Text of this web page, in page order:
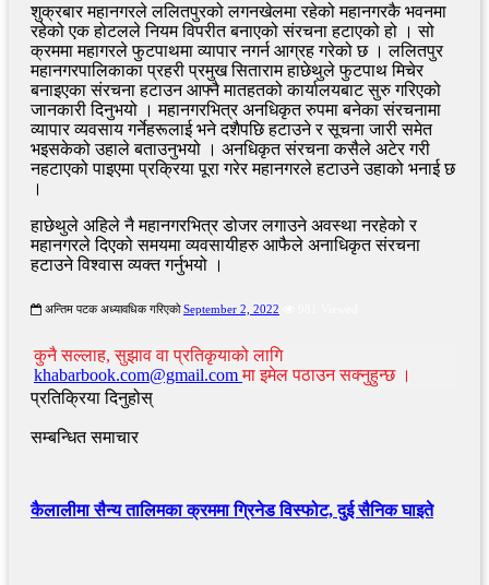
शुक्रबार महानगरले ललितपुरको लगनखेलमा रहेको महानगरकै भवनमा
रहेको एक होटलले नियम विपरीत बनाएको संरचना हटाएको हो । सो
क्रममा महागरले फुटपाथमा व्यापार नगर्न आग्रह गरेको छ । ललितपुर
महानगरपालिकाका प्रहरी प्रमुख सिताराम हाछेथुले फुटपाथ मिचेर
बनाइएका संरचना हटाउन आफ्नै मातहतको कार्यालयबाट सुरु गरिएको
जानकारी दिनुभयो । महानगरभित्र अनधिकृत रुपमा बनेका संरचनामा
व्यापार व्यवसाय गर्नेहरूलाई भने दशैपछि हटाउने र सूचना जारी समेत
भइसकेको उहाले बताउनुभयो । अनधिकृत संरचना कसैले अटेर गरी
नहटाएको पाइएमा प्रक्रिया पूरा गरेर महानगरले हटाउने उहाको भनाई छ
।
हाछेथुले अहिले नै महानगरभित्र डोजर लगाउने अवस्था नरहेको र
महानगरले दिएको समयमा व्यवसायीहरु आफैले अनाधिकृत संरचना
हटाउने विश्वास व्यक्त गर्नुभयो ।
अन्तिम पटक अध्यावधिक गरिएको September 2, 2022
कुनै सल्लाह, सुझाव वा प्रतिकृयाको लागि
khabarbook.com@gmail.comमा इमेल पठाउन सक्नुहुन्छ ।
प्रतिक्रिया दिनुहोस्
सम्बन्धित समाचार
कैलालीमा सैन्य तालिमका क्रममा ग्रिनेड विस्फोट, दुई सैनिक घाइते